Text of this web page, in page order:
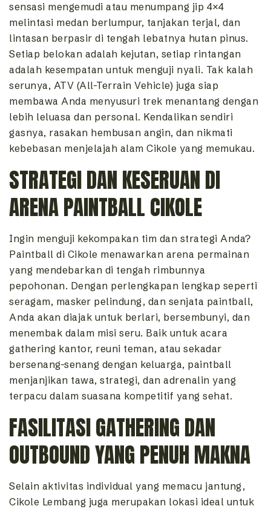
sensasi mengemudi atau menumpang jip 4×4
melintasi medan berlumpur, tanjakan terjal, dan
lintasan berpasir di tengah lebatnya hutan pinus.
Setiap belokan adalah kejutan, setiap rintangan
adalah kesempatan untuk menguji nyali. Tak kalah
serunya, ATV (All-Terrain Vehicle) juga siap
membawa Anda menyusuri trek menantang dengan
lebih leluasa dan personal. Kendalikan sendiri
gasnya, rasakan hembusan angin, dan nikmati
kebebasan menjelajah alam Cikole yang memukau.
STRATEGI DAN KESERUAN DI
ARENA PAINTBALL CIKOLE
Ingin menguji kekompakan tim dan strategi Anda?
Paintball di Cikole menawarkan arena permainan
yang mendebarkan di tengah rimbunnya
pepohonan. Dengan perlengkapan lengkap seperti
seragam, masker pelindung, dan senjata paintball,
Anda akan diajak untuk berlari, bersembunyi, dan
menembak dalam misi seru. Baik untuk acara
gathering kantor, reuni teman, atau sekadar
bersenang-senang dengan keluarga, paintball
menjanjikan tawa, strategi, dan adrenalin yang
terpacu dalam suasana kompetitif yang sehat.
FASILITASI GATHERING DAN
OUTBOUND YANG PENUH MAKNA
Selain aktivitas individual yang memacu jantung,
Cikole Lembang juga merupakan lokasi ideal untuk